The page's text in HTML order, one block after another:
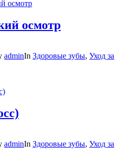
осмотр
adminIn Здоровые зубы, Уход за
adminIn Здоровые зубы, Уход за